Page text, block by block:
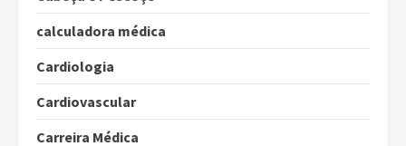
calculadora médica
Cardiologia
Cardiovascular
Carreira Médica